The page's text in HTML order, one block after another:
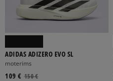
ADIDAS ADIZERO EVO SL
moterims
150 €
109 €